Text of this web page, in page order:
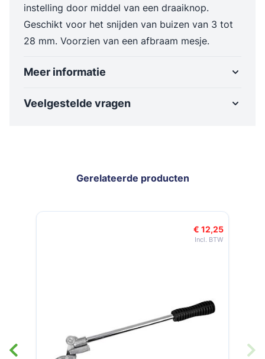
instelling door middel van een draaiknop.
Geschikt voor het snijden van buizen van 3 tot
28 mm. Voorzien van een afbraam mesje.
Meer informatie
Veelgestelde vragen
Gerelateerde producten
Navigeren door de elementen van de carrousel is mogelijk met
Druk om carrousel over te slaan
Druk op om naar carrouselnavigatie te gaan